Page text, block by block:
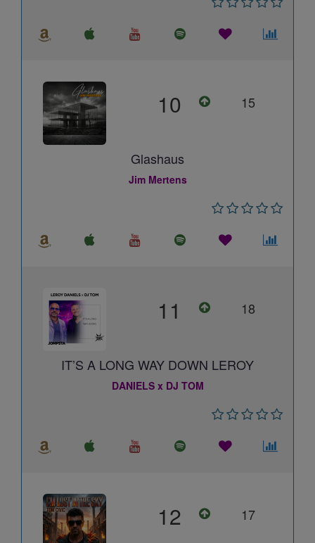
10 15
Glashaus
Jim Mertens
11 18
IT’S A LONG WAY DOWN LEROY
DANIELS x DJ TOM
12 17